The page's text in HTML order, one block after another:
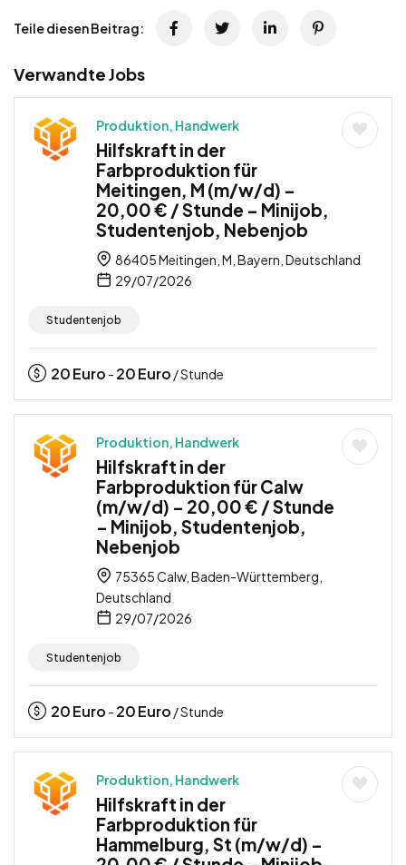
Teile diesen Beitrag:
Verwandte Jobs
Produktion, Handwerk
Hilfskraft in der
Farbproduktion für
Meitingen, M (m/w/d) –
20,00 € / Stunde – Minijob,
Studentenjob, Nebenjob
86405 Meitingen, M, Bayern, Deutschland
29/07/2026
Studentenjob
20Euro - 20Euro / Stunde
Produktion, Handwerk
Hilfskraft in der
Farbproduktion für Calw
(m/w/d) – 20,00 € / Stunde
– Minijob, Studentenjob,
Nebenjob
75365 Calw, Baden-Württemberg,
Deutschland
29/07/2026
Studentenjob
20Euro - 20Euro / Stunde
Produktion, Handwerk
Hilfskraft in der
Farbproduktion für
Hammelburg, St (m/w/d) –